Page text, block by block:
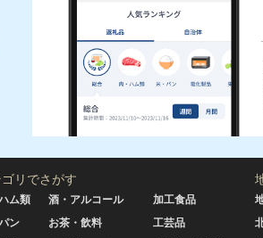
リでさがす
ム類
ン
酒・アルコール
お茶・飲料
加工食品
工芸品